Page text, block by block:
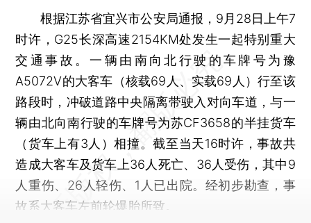
根据江苏省宜兴市公安局通报，9月28日上午7
时许，G25长深高速2154KM处发生一起特别重大
交通事故。一辆由南向北行驶的车牌号为豫
A5072V的大客车（核载69人、实载69人）行至该
路段时，冲破道路中央隔离带驶入对向车道，与一
辆由北向南行驶的车牌号为苏CF3658的半挂货车
（货车上有3人）相撞。截至当天16时许，事故共
造成大客车及货车上36人死亡、36人受伤，其中9
人重伤、26人轻伤、1人已出院。经初步勘查，事
故系大客车左前轮爆胎所致。